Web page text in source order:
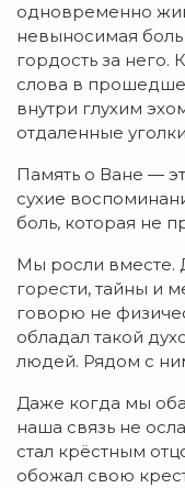
одновременно
невыносимая боль
гордость за него.
слова в
внутри глухим
отдаленные
Память о Ване —
сухие
боль, которая не
Мы росли вместе.
горести, тайны и
говорю не
обладал такой
людей. Рядом с
Даже когда мы
наша связь не
стал крёстным
обожал свою